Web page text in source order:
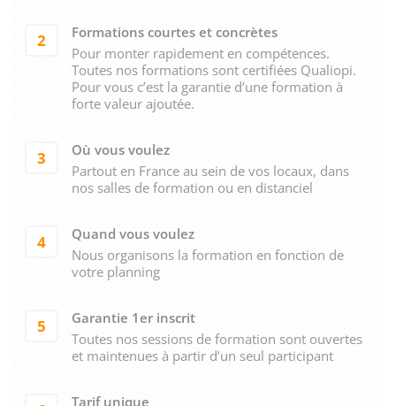
2
Formations courtes et concrètes
Pour monter rapidement en compétences.
Toutes nos formations sont certifiées Qualiopi.
Pour vous c’est la garantie d’une formation à
forte valeur ajoutée.
3
Où vous voulez
Partout en France au sein de vos locaux, dans
nos salles de formation ou en distanciel
4
Quand vous voulez
Nous organisons la formation en fonction de
votre planning
5
Garantie 1er inscrit
Toutes nos sessions de formation sont ouvertes
et maintenues à partir d’un seul participant
Tarif unique